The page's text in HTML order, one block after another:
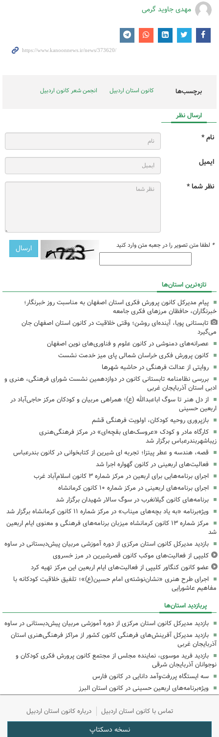
مهدی جاوید گرمی
برچسب‌ها کانون استان اردبیل انجمن شعر کانون اردبیل
ارسال نظر
نام *
ایمیل
نظر شما *
* لطفا متن تصویر را در جعبه متن وارد کنید
تازه‌ترین استان‌ها
پیام مدیرکل کانون پرورش فکری استان اصفهان به مناسبت روز خبرنگار؛
خبرنگاران، حافظان مرزهای فکری جامعه
تابستانی پویا، آینده‌ای روشن؛ وقتی خلاقیت در کانون استان اصفهان جان
می‌گیرد
عصرانه‌های دمنوشی در کانون علوم و فناوری‌های نوین اصفهان
کانون پرورش فکری خراسان شمالی پای میز خدمت نشست
روایتی از عدالت فرهنگی در حاشیه شهرها
بررسی نظامنامه تابستانی کانون در دوازدهمین نشست شورای فرهنگی، هنری و
ادبی استان آذربایجان غربی
از دل هنر تا سوگ اباعبدالله (ع)؛ همراهی مربیان و کودکان مرکز حاجی‌آباد در
اربعین حسینی
بازپروری روحیه کودکان، اولویت فرهنگی قشم
کارگاه مادر و کودک «عروسک‌های بقچه‌ای» در مرکز فرهنگی‌هنری
زیباشهربندرعباس برگزار شد
قصه، هندسه و عطر پیتزا؛ تجربه ای شیرین از کتابخوانی در کانون بندرعباس
فعالیت‌های اربعینی در کانون گهواره اجرا شد
اجرای برنامه‌هایی برای اربعین در مرکز شماره ۳ کانون اسلام‌آباد غرب
اجرای برنامه‌های اربعینی در مرکز شماره ۱۰ کانون کرمانشاه
برنامه‌های کانون گیلانغرب در سوگ سالار شهیدان برگزار شد
ویژه‌برنامه «به یاد بچه‌های میناب» در مرکز شماره ۱۱ کانون کرمانشاه برگزار شد
مرکز شماره ۱۳ کانون کرمانشاه میزبان برنامه‌های فرهنگی و معنوی ایام اربعین
شد
بازدید مدیرکل کانون استان مرکزی از دوره آموزشی مربیان پیش‌دبستانی در ساوه
کلیپی از فعالیت‌های موکب کانون قصرشیرین در مرز خسروی
عضو کانون کنگاور کلیپی از فعالیت‌های ایام اربعین این مرکز تهیه کرد
اجرای طرح هنری «نشان‌نوشته‌ی امام حسین(ع)»؛ تلفیق خلاقیت کودکانه با
مفاهیم عاشورایی
پربازدید استان‌ها
بازدید مدیرکل کانون استان مرکزی از دوره آموزشی مربیان پیش‌دبستانی در ساوه
بازدید مدیرکل آفرینش‌های فرهنگی کانون کشور از مراکز فرهنگی‌هنری استان
آذربایجان غربی
بازدید فرید موسوی، نماینده مجلس از مجتمع کانون پرورش فکری کودکان و
نوجوانان آذربایجان شرقی
سه ایستگاه پررفت‌وآمد دانایی در کانون فارس
ویژه‌برنامه‌های اربعین حسینی در کانون استان البرز
تماس با کانون استان اردبیل درباره کانون استان اردبیل
نسخه دسکتاپ